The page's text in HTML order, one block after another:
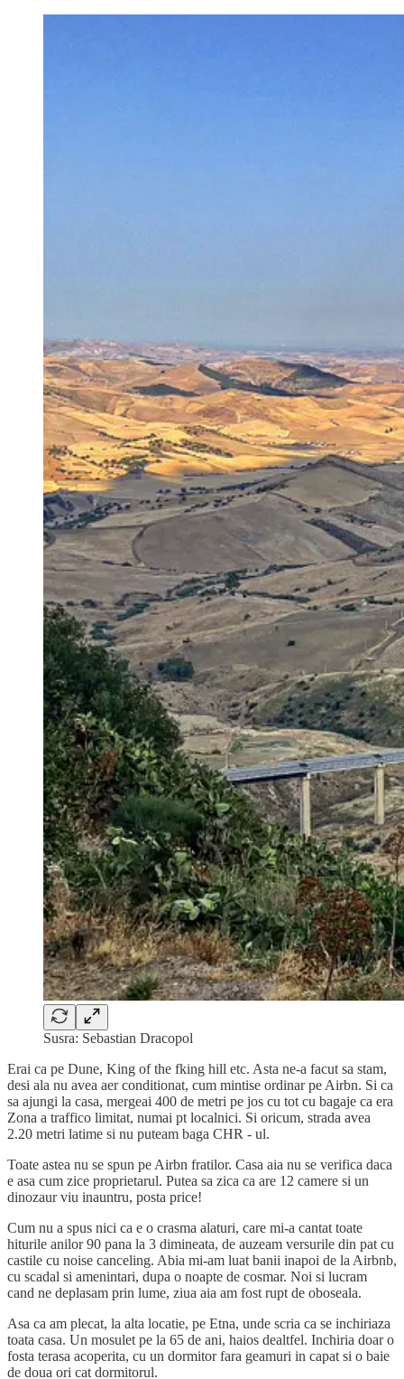
Susra: Sebastian Dracopol
Erai ca pe Dune, King of the fking hill etc. Asta ne-a facut sa stam,
desi ala nu avea aer conditionat, cum mintise ordinar pe Airbn. Si ca
sa ajungi la casa, mergeai 400 de metri pe jos cu tot cu bagaje ca era
Zona a traffico limitat, numai pt localnici. Si oricum, strada avea
2.20 metri latime si nu puteam baga CHR - ul.
Toate astea nu se spun pe Airbn fratilor. Casa aia nu se verifica daca
e asa cum zice proprietarul. Putea sa zica ca are 12 camere si un
dinozaur viu inauntru, posta price!
Cum nu a spus nici ca e o crasma alaturi, care mi-a cantat toate
hiturile anilor 90 pana la 3 dimineata, de auzeam versurile din pat cu
castile cu noise canceling. Abia mi-am luat banii inapoi de la Airbnb,
cu scadal si amenintari, dupa o noapte de cosmar. Noi si lucram
cand ne deplasam prin lume, ziua aia am fost rupt de oboseala.
Asa ca am plecat, la alta locatie, pe Etna, unde scria ca se inchiriaza
toata casa. Un mosulet pe la 65 de ani, haios dealtfel. Inchiria doar o
fosta terasa acoperita, cu un dormitor fara geamuri in capat si o baie
de doua ori cat dormitorul.